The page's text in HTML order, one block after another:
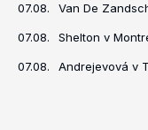
07.08. Van De
07.08. Shelton v
07.08. Andrejevová v